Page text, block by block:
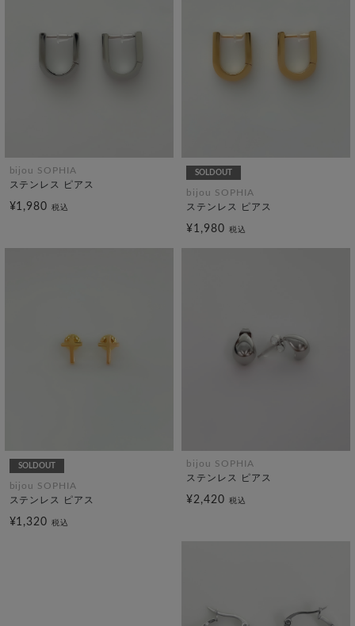
bijou SOPHIA
ステンレス ピアス
¥1,980税込
SOLDOUT
bijou SOPHIA
ステンレス ピアス
¥1,980 税込
SOLDOUT
bijou SOPHIA
ステンレス ピアス
¥1,320税込
bijou SOPHIA
ステンレス ピアス
¥2,420 税込